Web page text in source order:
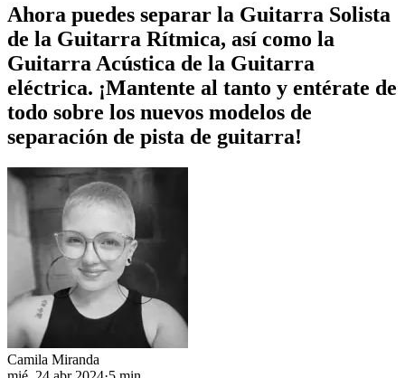
Ahora puedes separar la Guitarra Solista
de la Guitarra Rítmica, así como la
Guitarra Acústica de la Guitarra
eléctrica. ¡Mantente al tanto y entérate de
todo sobre los nuevos modelos de
separación de pista de guitarra!
Camila Miranda